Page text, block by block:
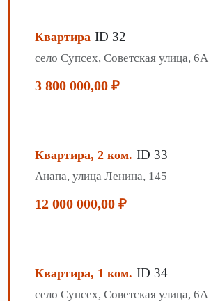
Квартира ID 32
село Супсех, Советская улица, 6А
3 800 000,00 ₽
Квартира, 2 ком. ID 33
Анапа, улица Ленина, 145
12 000 000,00 ₽
Квартира, 1 ком. ID 34
село Супсех, Советская улица, 6А